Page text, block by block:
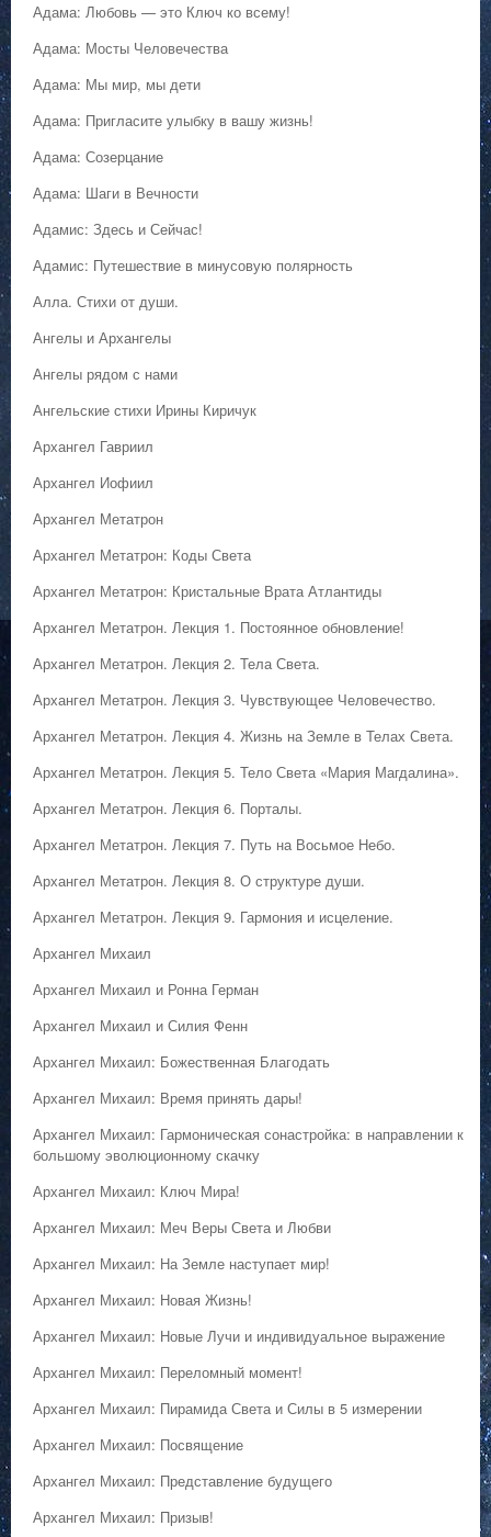
Адама: Любовь — это Ключ ко всему!
Адама: Мосты Человечества
Адама: Мы мир, мы дети
Адама: Пригласите улыбку в вашу жизнь!
Адама: Созерцание
Адама: Шаги в Вечности
Адамис: Здесь и Сейчас!
Адамис: Путешествие в минусовую полярность
Алла. Стихи от души.
Ангелы и Архангелы
Ангелы рядом с нами
Ангельские стихи Ирины Киричук
Архангел Гавриил
Архангел Иофиил
Архангел Метатрон
Архангел Метатрон: Коды Света
Архангел Метатрон: Кристальные Врата Атлантиды
Архангел Метатрон. Лекция 1. Постоянное обновление!
Архангел Метатрон. Лекция 2. Тела Света.
Архангел Метатрон. Лекция 3. Чувствующее Человечество.
Архангел Метатрон. Лекция 4. Жизнь на Земле в Телах Света.
Архангел Метатрон. Лекция 5. Тело Света «Мария Магдалина».
Архангел Метатрон. Лекция 6. Порталы.
Архангел Метатрон. Лекция 7. Путь на Восьмое Небо.
Архангел Метатрон. Лекция 8. О структуре души.
Архангел Метатрон. Лекция 9. Гармония и исцеление.
Архангел Михаил
Архангел Михаил и Ронна Герман
Архангел Михаил и Силия Фенн
Архангел Михаил: Божественная Благодать
Архангел Михаил: Время принять дары!
Архангел Михаил: Гармоническая сонастройка: в направлении к
большому эволюционному скачку
Архангел Михаил: Ключ Мира!
Архангел Михаил: Меч Веры Света и Любви
Архангел Михаил: На Земле наступает мир!
Архангел Михаил: Новая Жизнь!
Архангел Михаил: Новые Лучи и индивидуальное выражение
Архангел Михаил: Переломный момент!
Архангел Михаил: Пирамида Света и Силы в 5 измерении
Архангел Михаил: Посвящение
Архангел Михаил: Представление будущего
Архангел Михаил: Призыв!